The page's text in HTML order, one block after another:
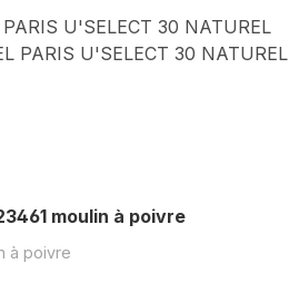
U'SELECT 30 NATUREL
PARIS U'SELECT 30 NATUREL
moulin à poivre
à poivre